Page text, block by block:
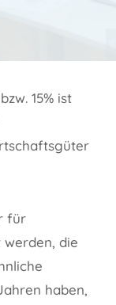
15% ist
für
die
haben,